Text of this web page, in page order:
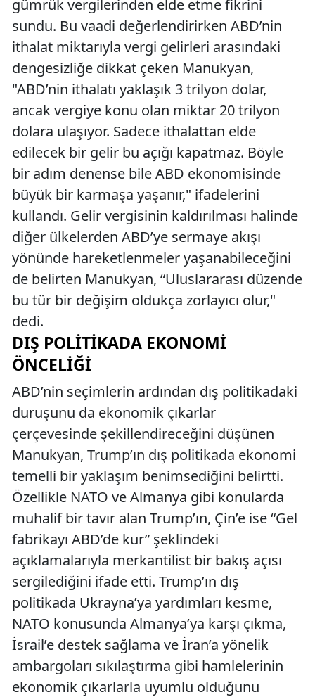
gümrük vergilerinden elde etme fikrini
sundu. Bu vaadi değerlendirirken ABD’nin
ithalat miktarıyla vergi gelirleri arasındaki
dengesizliğe dikkat çeken Manukyan,
"ABD’nin ithalatı yaklaşık 3 trilyon dolar,
ancak vergiye konu olan miktar 20 trilyon
dolara ulaşıyor. Sadece ithalattan elde
edilecek bir gelir bu açığı kapatmaz. Böyle
bir adım denense bile ABD ekonomisinde
büyük bir karmaşa yaşanır," ifadelerini
kullandı. Gelir vergisinin kaldırılması halinde
diğer ülkelerden ABD’ye sermaye akışı
yönünde hareketlenmeler yaşanabileceğini
de belirten Manukyan, “Uluslararası düzende
bu tür bir değişim oldukça zorlayıcı olur,"
dedi.
DIŞ POLITIKADA EKONOMI
ÖNCELIĞI
ABD’nin seçimlerin ardından dış politikadaki
duruşunu da ekonomik çıkarlar
çerçevesinde şekillendireceğini düşünen
Manukyan, Trump’ın dış politikada ekonomi
temelli bir yaklaşım benimsediğini belirtti.
Özellikle NATO ve Almanya gibi konularda
muhalif bir tavır alan Trump’ın, Çin’e ise “Gel
fabrikayı ABD’de kur” şeklindeki
açıklamalarıyla merkantilist bir bakış açısı
sergilediğini ifade etti. Trump’ın dış
politikada Ukrayna’ya yardımları kesme,
NATO konusunda Almanya’ya karşı çıkma,
İsrail’e destek sağlama ve İran’a yönelik
ambargoları sıkılaştırma gibi hamlelerinin
ekonomik çıkarlarla uyumlu olduğunu